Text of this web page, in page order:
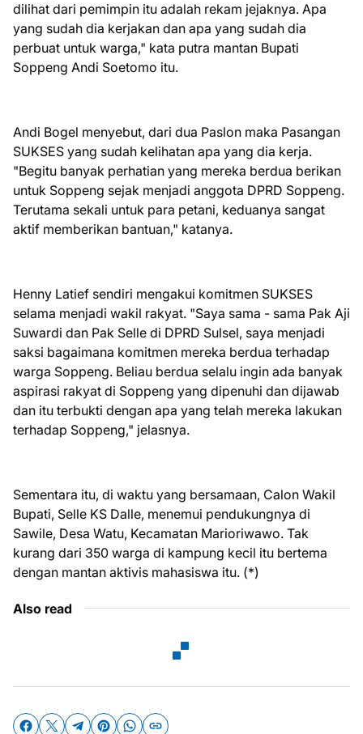
dilihat dari pemimpin itu adalah rekam jejaknya. Apa
yang sudah dia kerjakan dan apa yang sudah dia
perbuat untuk warga," kata putra mantan Bupati
Soppeng Andi Soetomo itu.
Andi Bogel menyebut, dari dua Paslon maka Pasangan
SUKSES yang sudah kelihatan apa yang dia kerja.
"Begitu banyak perhatian yang mereka berdua berikan
untuk Soppeng sejak menjadi anggota DPRD Soppeng.
Terutama sekali untuk para petani, keduanya sangat
aktif memberikan bantuan," katanya.
Henny Latief sendiri mengakui komitmen SUKSES
selama menjadi wakil rakyat. "Saya sama - sama Pak Aji
Suwardi dan Pak Selle di DPRD Sulsel, saya menjadi
saksi bagaimana komitmen mereka berdua terhadap
warga Soppeng. Beliau berdua selalu ingin ada banyak
aspirasi rakyat di Soppeng yang dipenuhi dan dijawab
dan itu terbukti dengan apa yang telah mereka lakukan
terhadap Soppeng," jelasnya.
Sementara itu, di waktu yang bersamaan, Calon Wakil
Bupati, Selle KS Dalle, menemui pendukungnya di
Sawile, Desa Watu, Kecamatan Marioriwawo. Tak
kurang dari 350 warga di kampung kecil itu bertema
dengan mantan aktivis mahasiswa itu. (*)
Also read